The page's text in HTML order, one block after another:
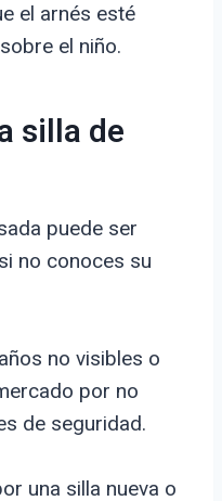
el arnés esté
el niño.
silla de
puede ser
no conoces su
no visibles o
por no
de seguridad.
una silla nueva o